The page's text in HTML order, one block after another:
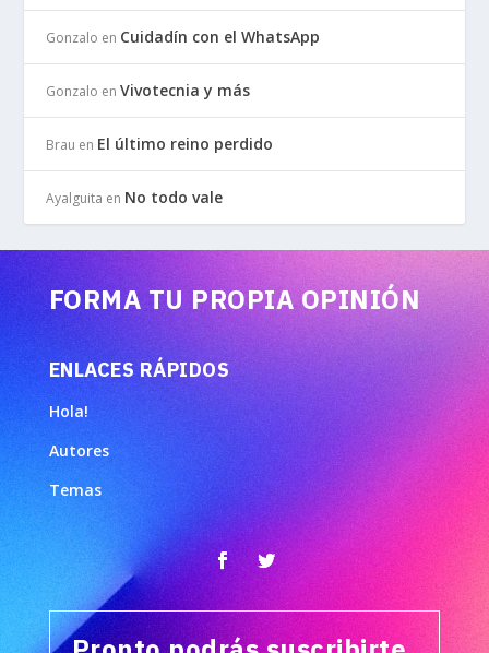
Gonzalo en Cuidadín con el WhatsApp
Gonzalo enVivotecnia y más
Brau en El último reino perdido
Ayalguita en No todo vale
FORMA TU PROPIA OPINIÓN
ENLACES RÁPIDOS
Hola!
Autores
Temas